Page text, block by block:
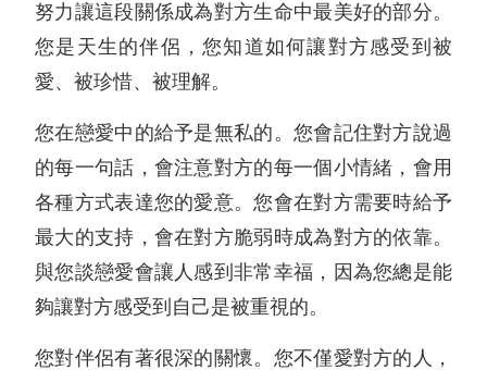
努力讓這段關係成為對方生命中最美好的部分。
您是天生的伴侶，您知道如何讓對方感受到被
愛、被珍惜、被理解。
您在戀愛中的給予是無私的。您會記住對方說過
的每一句話，會注意對方的每一個小情緒，會用
各種方式表達您的愛意。您會在對方需要時給予
最大的支持，會在對方脆弱時成為對方的依靠。
與您談戀愛會讓人感到非常幸福，因為您總是能
夠讓對方感受到自己是被重視的。
您對伴侶有著很深的關懷。您不僅愛對方的人，